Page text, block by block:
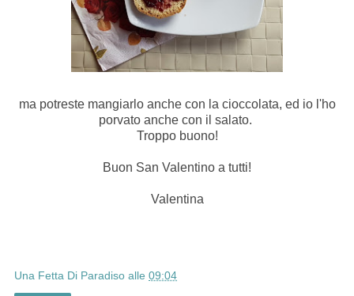
ma potreste mangiarlo anche con la cioccolata, ed io l'ho
porvato anche con il salato.
Troppo buono!
Buon San Valentino a tutti!
Valentina
Una Fetta Di Paradiso alle 09:04